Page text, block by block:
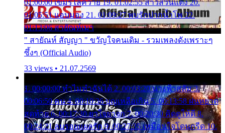
01:00:00 เขมรไล่ควาย 19. 01:02:55 สาวสวนแตง 20.
01:05:51 แอบมอง 21. 01:09:27 พบรักปากน้ำโพ 22.
01:13:06 สายัณห์เมา
" สายัณห์ สัญญา " ขวัญใจคนเดิม - รวมเพลงดังเพราะๆ
ซึ้งๆ (Official Audio)
33 views • 21.07.2569
1. 00:00:00 ทำไมทำฉันได้ 2. 00:03:20 นางฟ้าสลัม 3.
00:06:50 คน 4. 00:10:36 บุญเหลือเกิน 5. 00:13:58 ฝนหยาด
สุดท้าย 6. 00:17:30 ยาใจยาจก 7. 00:20:30 คิดดูให้ดี 8.
00:24:21 ลบรอยแผลรัก 9. 00:27:35 เหมือนใจโดนกรีด 10.